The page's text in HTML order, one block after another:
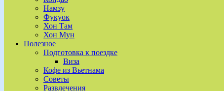
Намзу
Фукуок
Хон Там
Хон Мун
Полезное
Подготовка к поездке
Виза
Кофе из Вьетнама
Советы
Развлечения